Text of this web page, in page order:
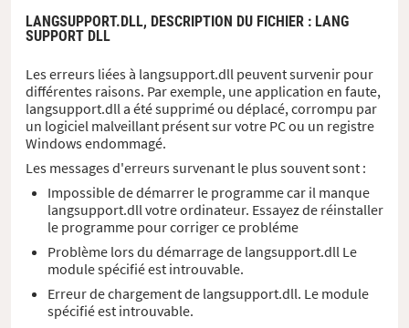
LANGSUPPORT.DLL, DESCRIPTION DU FICHIER : LANG
SUPPORT DLL
Les erreurs liées à langsupport.dll peuvent survenir pour
différentes raisons. Par exemple, une application en faute,
langsupport.dll a été supprimé ou déplacé, corrompu par
un logiciel malveillant présent sur votre PC ou un registre
Windows endommagé.
Les messages d'erreurs survenant le plus souvent sont :
Impossible de démarrer le programme car il manque
langsupport.dll votre ordinateur. Essayez de réinstaller
le programme pour corriger ce probléme
Problème lors du démarrage de langsupport.dll Le
module spécifié est introuvable.
Erreur de chargement de langsupport.dll. Le module
spécifié est introuvable.